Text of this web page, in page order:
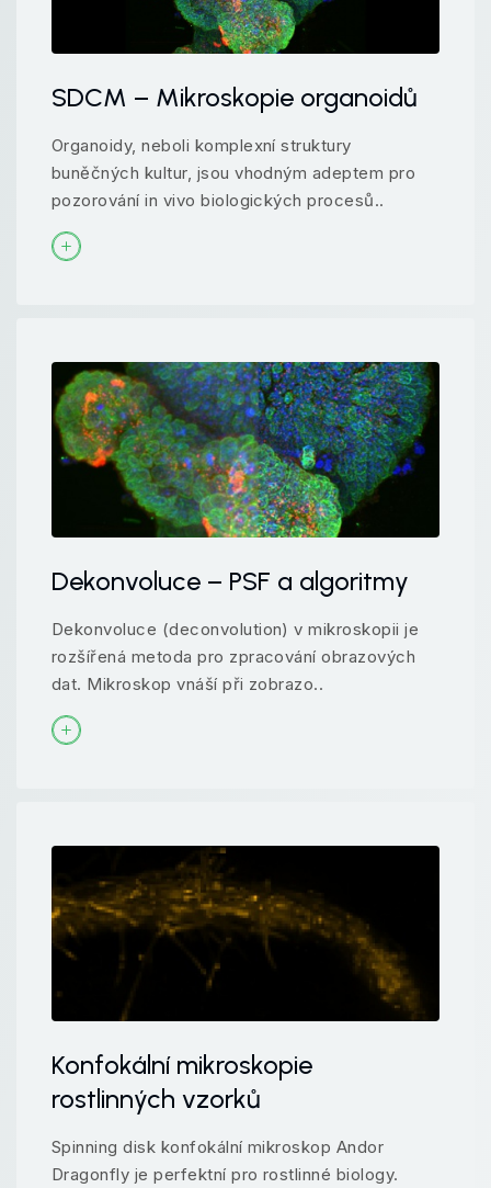
SDCM – Mikroskopie organoidů
Organoidy, neboli komplexní struktury
buněčných kultur, jsou vhodným adeptem pro
pozorování in vivo biologických procesů..
Dekonvoluce – PSF a algoritmy
Dekonvoluce (deconvolution) v mikroskopii je
rozšířená metoda pro zpracování obrazových
dat. Mikroskop vnáší při zobrazo..
Konfokální mikroskopie
rostlinných vzorků
Spinning disk konfokální mikroskop Andor
Dragonfly je perfektní pro rostlinné biology.